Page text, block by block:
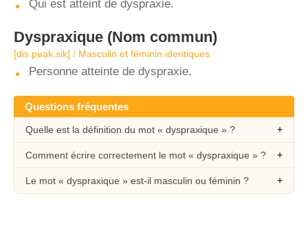
Qui est atteint de dyspraxie.
Dyspraxique (Nom commun)
[dis.pʁak.sik] / Masculin et féminin identiques
Personne atteinte de dyspraxie.
Questions fréquentes
Quelle est la définition du mot « dyspraxique » ?
Comment écrire correctement le mot « dyspraxique » ?
Le mot « dyspraxique » est-il masculin ou féminin ?